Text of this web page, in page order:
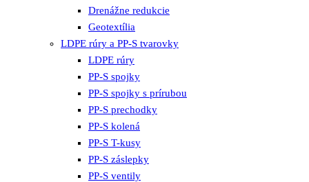
Drenážne redukcie
Geotextília
LDPE rúry a PP-S tvarovky
LDPE rúry
PP-S spojky
PP-S spojky s prírubou
PP-S prechodky
PP-S kolená
PP-S T-kusy
PP-S záslepky
PP-S ventily